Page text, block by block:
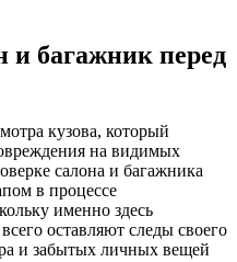
и багажник перед
кузова, который
на видимых
салона и багажника
в процессе
именно здесь
оставляют следы своего
и забытых личных вещей